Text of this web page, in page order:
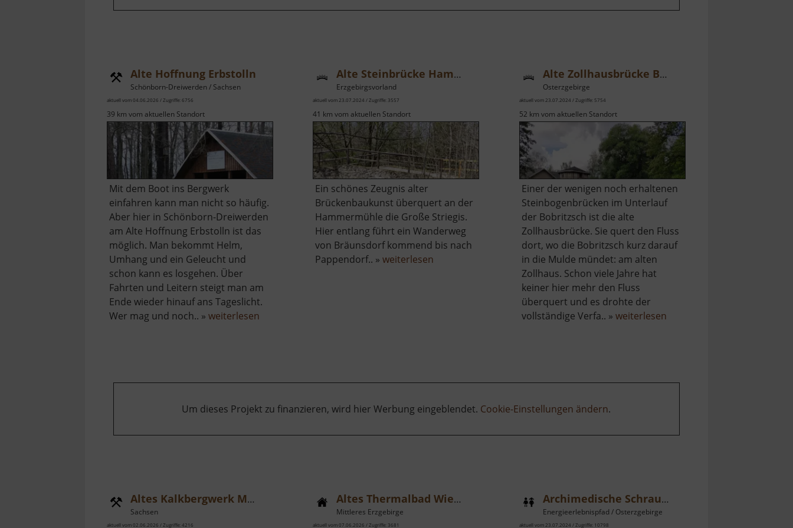
Alte Hoffnung Erbstolln
Schönborn-Dreiwerden / Sachsen
aktuell vom 04.06.2026 / Zugriffe: 6756
39 km vom aktuellen Standort
Mit dem Boot ins Bergwerk
einfahren kann man nicht so häufig.
Aber hier in Schönborn-Dreiwerden
am Alte Hoffnung Erbstolln ist das
möglich. Man bekommt Helm,
Umhang und ein Geleucht und
schon kann es losgehen. Über
Fahrten und Leitern steigt man am
Ende wieder hinauf ans Tageslicht.
Wer mag und noch.. » weiterlesen
Alte Steinbrücke Hammermühle
Erzgebirgsvorland
aktuell vom 23.07.2024 / Zugriffe: 3557
41 km vom aktuellen Standort
Ein schönes Zeugnis alter
Brückenbaukunst überquert an der
Hammermühle die Große Striegis.
Hier entlang führt ein Wanderweg
von Bräunsdorf kommend bis nach
Pappendorf.. »weiterlesen
Alte Zollhausbrücke Bieberstein
Osterzgebirge
aktuell vom 23.07.2024 / Zugriffe: 5754
52 km vom aktuellen Standort
Einer der wenigen noch erhaltenen
Steinbogenbrücken im Unterlauf
der Bobritzsch ist die alte
Zollhausbrücke. Sie quert den Fluss
dort, wo die Bobritzsch kurz darauf
in die Mulde mündet: am alten
Zollhaus. Schon viele Jahre hat
keiner hier mehr den Fluss
überquert und es drohte der
vollständige Verfa.. » weiterlesenüber
Um dieses Projekt zu finanzieren, wird hier Werbung eingeblendet. Cookie-Einstellungen ändern.
Altes Kalkbergwerk Miltitz
Sachsen
aktuell vom 02.06.2026 / Zugriffe: 4216
Altes Thermalbad Wiesenbad
Mittleres Erzgebirge
aktuell vom 07.06.2026 / Zugriffe: 3681
Archimedische Schraube
Energieerlebnispfad / Osterzgebirge
aktuell vom 23.07.2024 / Zugriffe: 10798